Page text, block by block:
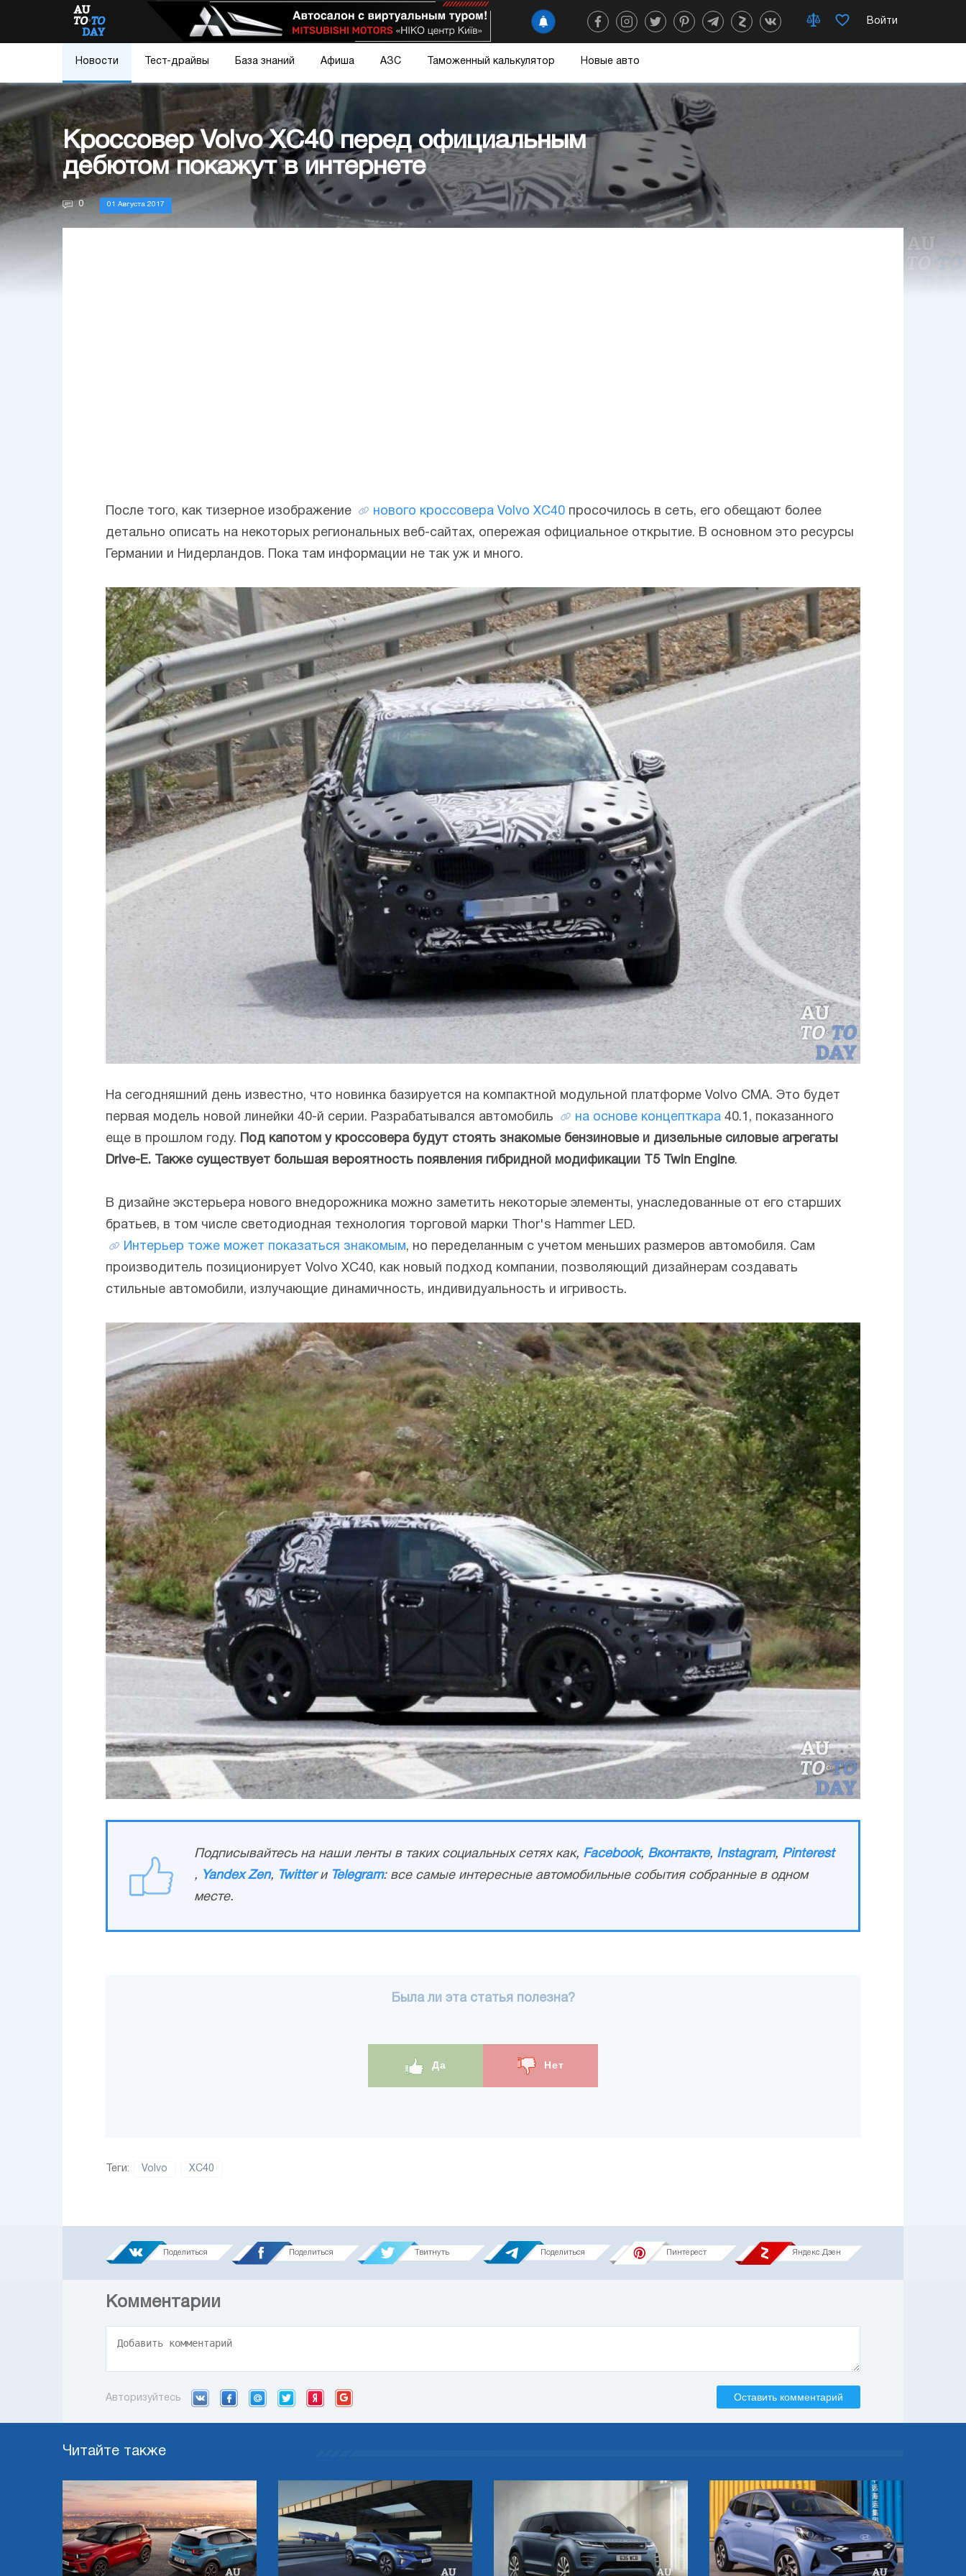
Войти
Новости Тест-драйвы База знаний Афиша АЗС Таможенный калькулятор Новые авто
Кроссовер Volvo XC40 перед официальным
дебютом покажут в интернете
0 01 Августа 2017
После того, как тизерное изображение нового кроссовера Volvo XC40 просочилось в сеть, его обещают более
детально описать на некоторых региональных веб-сайтах, опережая официальное открытие. В основном это ресурсы
Германии и Нидерландов. Пока там информации не так уж и много.
На сегодняшний день известно, что новинка базируется на компактной модульной платформе Volvo CMA. Это будет
первая модель новой линейки 40-й серии. Разрабатывался автомобиль
на основе концепткара 40.1, показанного
еще в прошлом году.
Под капотом у кроссовера будут стоять знакомые бензиновые и дизельные силовые агрегаты
Drive-E. Также существует большая вероятность появления гибридной модификации T5 Twin Engine.
В дизайне экстерьера нового внедорожника можно заметить некоторые элементы, унаследованные от его старших
братьев, в том числе светодиодная технология торговой марки Thor's Hammer LED.
Интерьер тоже может показаться знакомым, но переделанным с учетом меньших размеров автомобиля. Сам
производитель позиционирует Volvo XC40, как новый подход компании, позволяющий дизайнерам создавать
стильные автомобили, излучающие динамичность, индивидуальность и игривость.
Подписывайтесь на наши ленты в таких социальных сетях как, Facebook, Вконтакте, Instagram, Pinterest
, Yandex Zen, Twitterи Telegram: все самые интересные автомобильные события собранные в одном
месте.
Была ли эта статья полезна?
Да Нет
Теги: Volvo XC40
Поделиться Поделиться Твитнуть Поделиться Пинтерест Яндекс.Дзен
Комментарии
Авторизуйтесь Оставить комментарий
Читайте также